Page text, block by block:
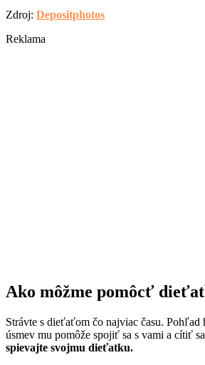
Zdroj: Depositphotos
Reklama
Ako môžme pomôcť
Strávte s dieťaťom čo najviac času. Pohľad
úsmev mu pomôže spojiť sa s vami a cítiť
spievajte svojmu dieťatku.